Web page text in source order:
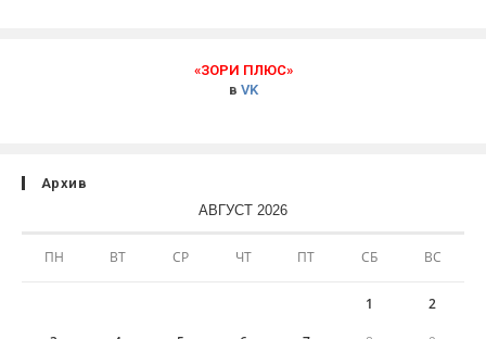
«ЗОРИ ПЛЮС»
в VK
Архив
АВГУСТ 2026
ПН ВТ СР ЧТ ПТ СБ ВС
1 2